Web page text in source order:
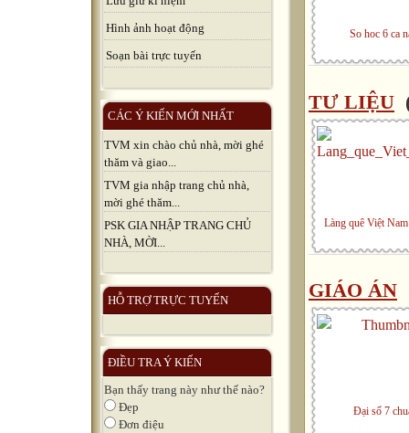
Hình ảnh hoạt động
Soạn bài trực tuyến
CÁC Ý KIẾN MỚI NHẤT
TVM xin chào chủ nhà, mời ghé
thăm và giao...
TVM gia nhập trang chủ nhà,
mời ghé thăm...
PSK GIA NHẬP TRANG CHỦ
NHÀ, MỜI...
HỖ TRỢ TRỰC TUYẾN
ĐIỀU TRA Ý KIẾN
Bạn thấy trang này như thế nào?
Đẹp
Đơn điệu
So hoc 6 ca
TƯ LIỆU
Làng quê Việt
GIÁO ÁN
Đại số 7